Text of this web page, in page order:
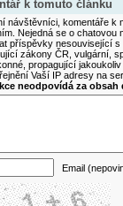
k tomuto článku
návštěvníci, komentáře k
Nejedná se o
příspěvky nesouvisející
zákony ČR, vulgární,
propagující
Vaší IP adresy na
neodpovídá za
Email